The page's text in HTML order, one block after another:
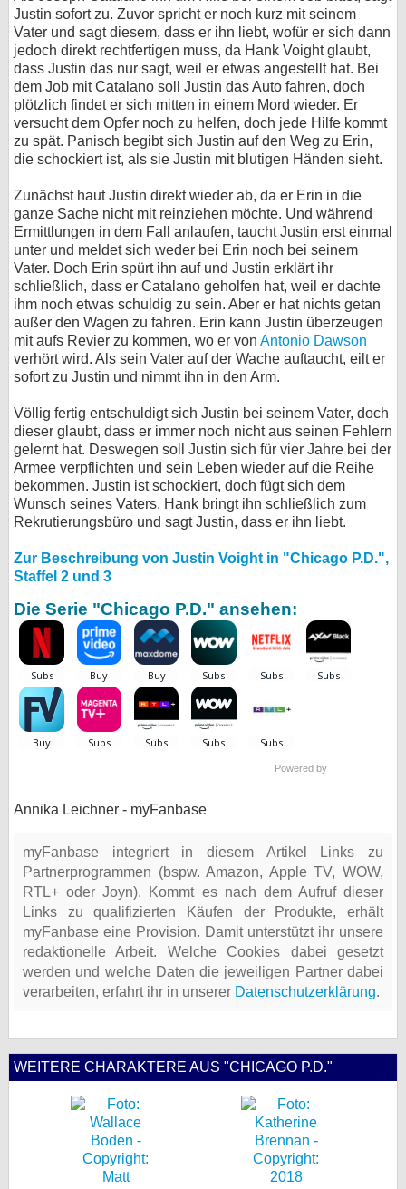
Justin sofort zu. Zuvor spricht er noch kurz mit seinem
Vater und sagt diesem, dass er ihn liebt, wofür er sich dann
jedoch direkt rechtfertigen muss, da Hank Voight glaubt,
dass Justin das nur sagt, weil er etwas angestellt hat. Bei
dem Job mit Catalano soll Justin das Auto fahren, doch
plötzlich findet er sich mitten in einem Mord wieder. Er
versucht dem Opfer noch zu helfen, doch jede Hilfe kommt
zu spät. Panisch begibt sich Justin auf den Weg zu Erin,
die schockiert ist, als sie Justin mit blutigen Händen sieht.
Zunächst haut Justin direkt wieder ab, da er Erin in die
ganze Sache nicht mit reinziehen möchte. Und während
Ermittlungen in dem Fall anlaufen, taucht Justin erst einmal
unter und meldet sich weder bei Erin noch bei seinem
Vater. Doch Erin spürt ihn auf und Justin erklärt ihr
schließlich, dass er Catalano geholfen hat, weil er dachte
ihm noch etwas schuldig zu sein. Aber er hat nichts getan
außer den Wagen zu fahren. Erin kann Justin überzeugen
mit aufs Revier zu kommen, wo er von Antonio Dawson
verhört wird. Als sein Vater auf der Wache auftaucht, eilt er
sofort zu Justin und nimmt ihn in den Arm.
Völlig fertig entschuldigt sich Justin bei seinem Vater, doch
dieser glaubt, dass er immer noch nicht aus seinen Fehlern
gelernt hat. Deswegen soll Justin sich für vier Jahre bei der
Armee verpflichten und sein Leben wieder auf die Reihe
bekommen. Justin ist schockiert, doch fügt sich dem
Wunsch seines Vaters. Hank bringt ihn schließlich zum
Rekrutierungsbüro und sagt Justin, dass er ihn liebt.
Zur Beschreibung von Justin Voight in "Chicago P.D.",
Staffel 2 und 3
Die Serie "Chicago P.D." ansehen:
Powered by
Annika Leichner - myFanbase
myFanbase integriert in diesem Artikel Links zu
Partnerprogrammen (bspw. Amazon, Apple TV, WOW,
RTL+ oder Joyn). Kommt es nach dem Aufruf dieser
Links zu qualifizierten Käufen der Produkte, erhält
myFanbase eine Provision. Damit unterstützt ihr unsere
redaktionelle Arbeit. Welche Cookies dabei gesetzt
werden und welche Daten die jeweiligen Partner dabei
verarbeiten, erfahrt ihr in unserer Datenschutzerklärung.
WEITERE CHARAKTERE AUS "CHICAGO P.D."